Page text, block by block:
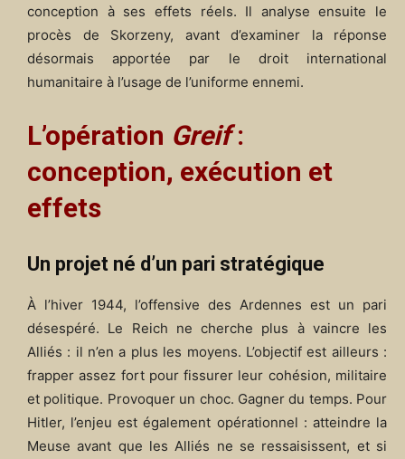
conception à ses effets réels. Il analyse ensuite le
procès de Skorzeny, avant d’examiner la réponse
désormais apportée par le droit international
humanitaire à l’usage de l’uniforme ennemi.
L’opération Greif:
conception, exécution et
effets
Un projet né d’un pari stratégique
À l’hiver 1944, l’offensive des Ardennes est un pari
désespéré. Le Reich ne cherche plus à vaincre les
Alliés : il n’en a plus les moyens. L’objectif est ailleurs :
frapper assez fort pour fissurer leur cohésion, militaire
et politique. Provoquer un choc. Gagner du temps. Pour
Hitler, l’enjeu est également opérationnel : atteindre la
Meuse avant que les Alliés ne se ressaisissent, et si